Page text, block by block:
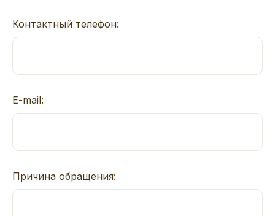
Контактный телефон:
E-mail:
Причина обращения: